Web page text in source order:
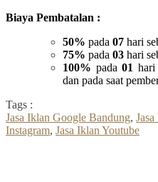
Biaya Pembatalan :
50% pada 07 hari
75% pada 03 hari
100% pada01 hari
dan pada saat
Tags :
Jasa Iklan Google Bandung,
Instagram, Jasa Iklan Youtube